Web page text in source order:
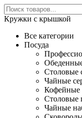
Кружки с крышкой
Все категории
Посуда
Столовые
Чайные
Кофейные
Столовые
Чайные